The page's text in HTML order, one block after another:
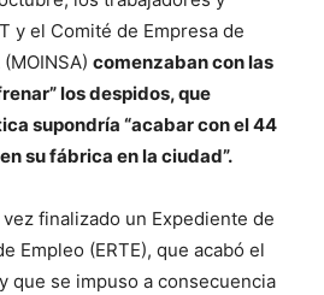
y el Comité de Empresa de
comenzaban con las
los despidos, que
supondría “acabar con el 44
su fábrica en la ciudad”.
finalizado un Expediente de
Empleo (ERTE), que acabó el
que se impuso a consecuencia